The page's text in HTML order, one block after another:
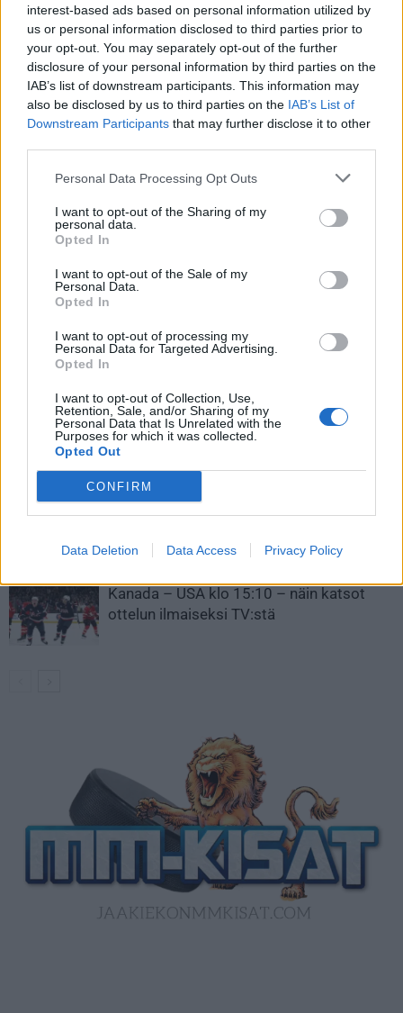
interest-based ads based on personal information utilized by
us or personal information disclosed to third parties prior to
your opt-out. You may separately opt-out of the further
disclosure of your personal information by third parties on the
IAB’s list of downstream participants. This information may
also be disclosed by us to third parties on the IAB’s List of
Downstream Participants that may further disclose it to other
Personal Data Processing Opt Outs
I want to opt-out of the Sharing of my
personal data.
Opted In
I want to opt-out of the Sale of my
Personal Data.
Opted In
I want to opt-out of processing my
Personal Data for Targeted Advertising.
Opted In
I want to opt-out of Collection, Use,
Retention, Sale, and/or Sharing of my
Personal Data that Is Unrelated with the
Purposes for which it was collected.
Opted Out
CONFIRM
Data Deletion Data Access Privacy Policy
vähintään 0,53 milligrammaa alkoholia litrassa
uloshengitysilmaa.
Edellinen artikkeli
oikeuteen – epäillään törkeästä
rattijuopumuksesta
Seuraava artikkeli
harjoituspelissä – sai kolmen
ottelun pelikiellon
LIITTYVÄT ARTIKKELIT
Leijonat julkisti ketjut Sveitsi-peliin –
Aleksander Barkov tekee paluun
Venäläisveskari sekosi Suomen 2.
50 jäähyminuuttia
Kanada – USA klo 15:10 – näin katsot
ottelun ilmaiseksi TV:stä